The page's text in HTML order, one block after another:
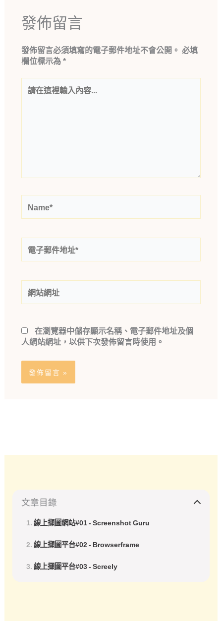
發佈留言
發佈留言必須填寫的電子郵件地址不會公開。 必填
欄位標示為*
在
子
郵
址
*
站
網
在瀏覽器中儲存顯示名稱、電子郵件地址及個
人網站網址，以供下次發佈留言時使用。
文章目錄
線上擷圖網站#01 - Screenshot Guru
線上擷圖平台#02 - Browserframe
線上擷圖平台#03 - Screely